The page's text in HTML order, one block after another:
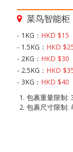
菜鸟智能柜
- 1KG： HKD $15
- 1.5KG： HKD
- 2KG： HKD $30
- 2.5KG： HKD
- 3KG： HKD $40
包裹重量限制:
包裹尺寸限制: